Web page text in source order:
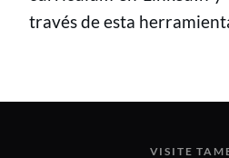
través de esta
VISITE